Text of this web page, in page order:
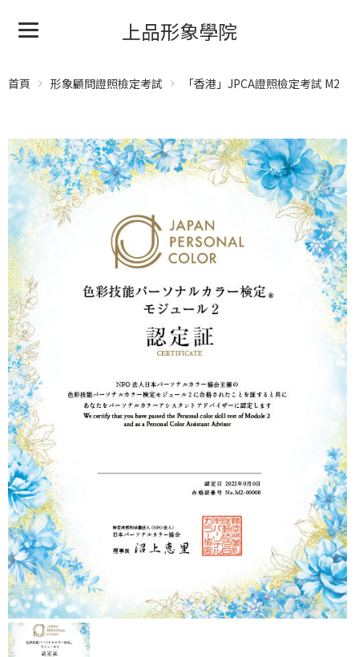
上品形象學院
首頁 形象顧問證照檢定考試 「香港」JPCA證照檢定考試 M2